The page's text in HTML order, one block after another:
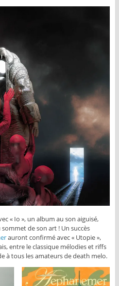
« Io », un album au son aiguisé,
de son art ! Un succès
auront confirmé avec « Utopie »,
entre le classique mélodies et riffs
à tous les amateurs de death melo.